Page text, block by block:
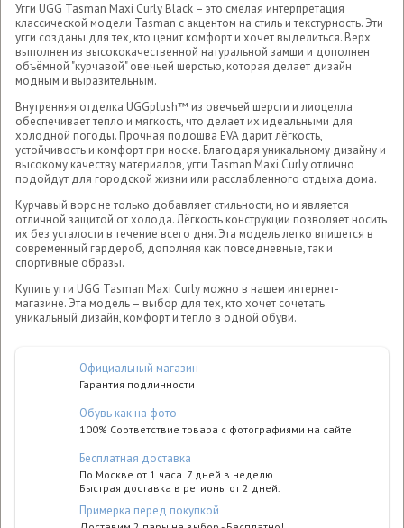
Угги UGG Tasman Maxi Curly Black – это смелая интерпретация
классической модели Tasman с акцентом на стиль и текстурность. Эти
угги созданы для тех, кто ценит комфорт и хочет выделиться. Верх
выполнен из высококачественной натуральной замши и дополнен
объёмной "курчавой" овечьей шерстью, которая делает дизайн
модным и выразительным.
Внутренняя отделка UGGplush™ из овечьей шерсти и лиоцелла
обеспечивает тепло и мягкость, что делает их идеальными для
холодной погоды. Прочная подошва EVA дарит лёгкость,
устойчивость и комфорт при носке. Благодаря уникальному дизайну и
высокому качеству материалов, угги Tasman Maxi Curly отлично
подойдут для городской жизни или расслабленного отдыха дома.
Курчавый ворс не только добавляет стильности, но и является
отличной защитой от холода. Лёгкость конструкции позволяет носить
их без усталости в течение всего дня. Эта модель легко впишется в
современный гардероб, дополняя как повседневные, так и
спортивные образы.
Купить угги UGG Tasman Maxi Curly можно в нашем интернет-
магазине. Эта модель – выбор для тех, кто хочет сочетать
уникальный дизайн, комфорт и тепло в одной обуви.
Официальный магазин
Гарантия подлинности
Обувь как на фото
100% Соответствие товара с фотографиями на сайте
Бесплатная доставка
По Москве от 1 часа. 7 дней в неделю.
Быстрая доставка в регионы от 2 дней.
Примерка перед покупкой